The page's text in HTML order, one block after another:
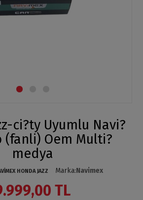
ci?ty Uyumlu Navi?
(fanli) Oem Multi?
medya
HONDA JAZZ Marka:Navimex
TL